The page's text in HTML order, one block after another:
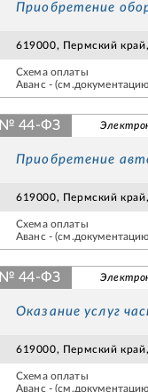
Приобретение
619000, Пермский
Схема оплаты
Аванс -
№ 44-ФЗ
Приобретение
619000, Пермский
Схема оплаты
Аванс -
№ 44-ФЗ
Оказание услуг
619000, Пермский
Схема оплаты
Аванс -